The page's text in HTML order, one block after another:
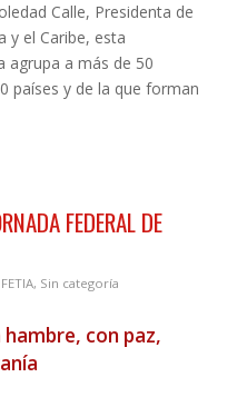
Calle, Presidenta de
y el Caribe, esta
agrupa a más de 50
países y de la que forman
FEDERAL DE
, Sin categoría
con paz,